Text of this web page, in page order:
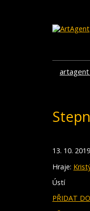
artagent
13. 10.
Hraje:
Ústí
PŘIDAT